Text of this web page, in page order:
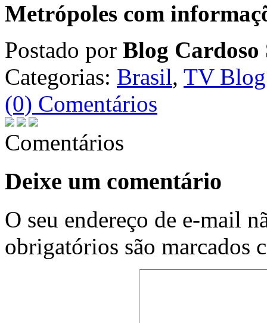
Metrópoles com
Postado por Blog Cardoso
Categorias: Brasil, TV Blog
(0) Comentários
Comentários
Deixe um comentário
O seu endereço de e-mail
obrigatórios são marcados